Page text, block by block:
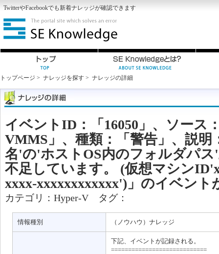
TwitterやFacebookでも新着ナレッジが確認できます
トップページ > ナレッジを探す > ナレッジの詳細
イベントID：「16050」、ソース
VMMS」、種類：「警告」、説
名'の'ホストOS内のフォルダパ
不足しています。 (仮想マシン
xxxx-xxxxxxxxxxxx')」のイベント
カテゴリ： Hyper-Vタグ：
情報種別 （ノウハウ）ナレッジ
下記、イベントが記録される。
============================